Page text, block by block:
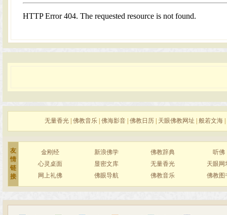
无量香光 佛教音乐 佛海影音 佛教日历 天眼佛教网址 般若文海
友
情
链
接
金刚经 新浪佛学 佛教辞典
听佛
心灵桌面
显密文库 无量香光
天眼网
网上礼佛
佛眼导航 佛教音乐 佛教图